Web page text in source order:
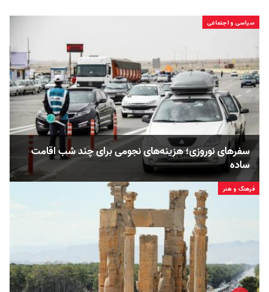
سیاسی و اجتماعی
سفرهای نوروزی؛ هزینه‌های نجومی برای چند شب اقامت
ساده
فرهنگ و هنر